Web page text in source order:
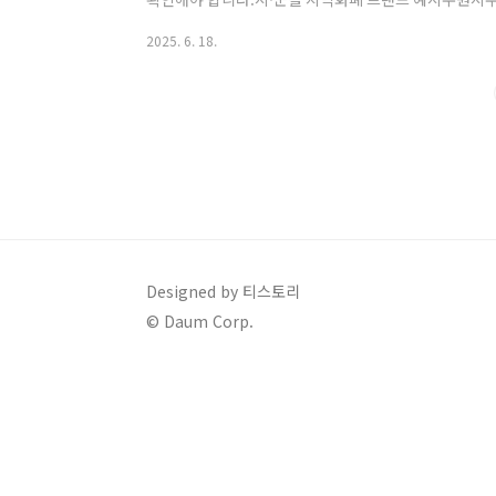
https://www.gmoney.or.kr/상단 메뉴 > 가맹점 찾기
2025. 6. 18.
Designed by 티스토리
© Daum Corp.